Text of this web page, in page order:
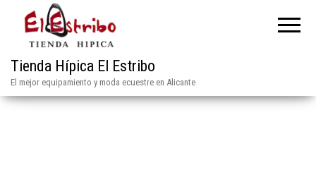
Tienda Hípica El Estribo
El mejor equipamiento y moda ecuestre en Alicante